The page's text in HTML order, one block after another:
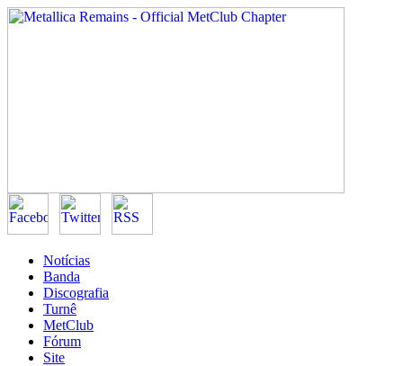
Notícias
Banda
Discografia
Turnê
MetClub
Fórum
Site